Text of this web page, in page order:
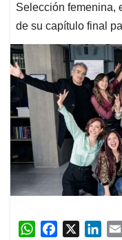
Selección femenina,
de su capítulo final
W